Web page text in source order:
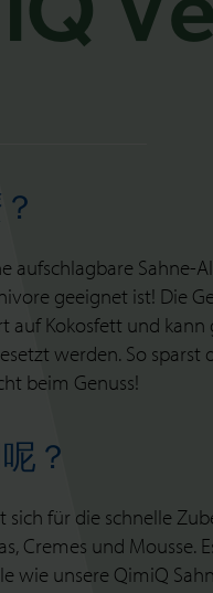
aufschlagbare Sahne-
geeignet ist! Die
auf Kokosfett und
werden. So sparst
beim Genuss!
？
sich für die schnelle
Cremes und Mousse.
wie unsere QimiQ